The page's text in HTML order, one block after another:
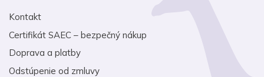
Kontakt
Certifikát SAEC – bezpečný nákup
Doprava a platby
Odstúpenie od zmluvy